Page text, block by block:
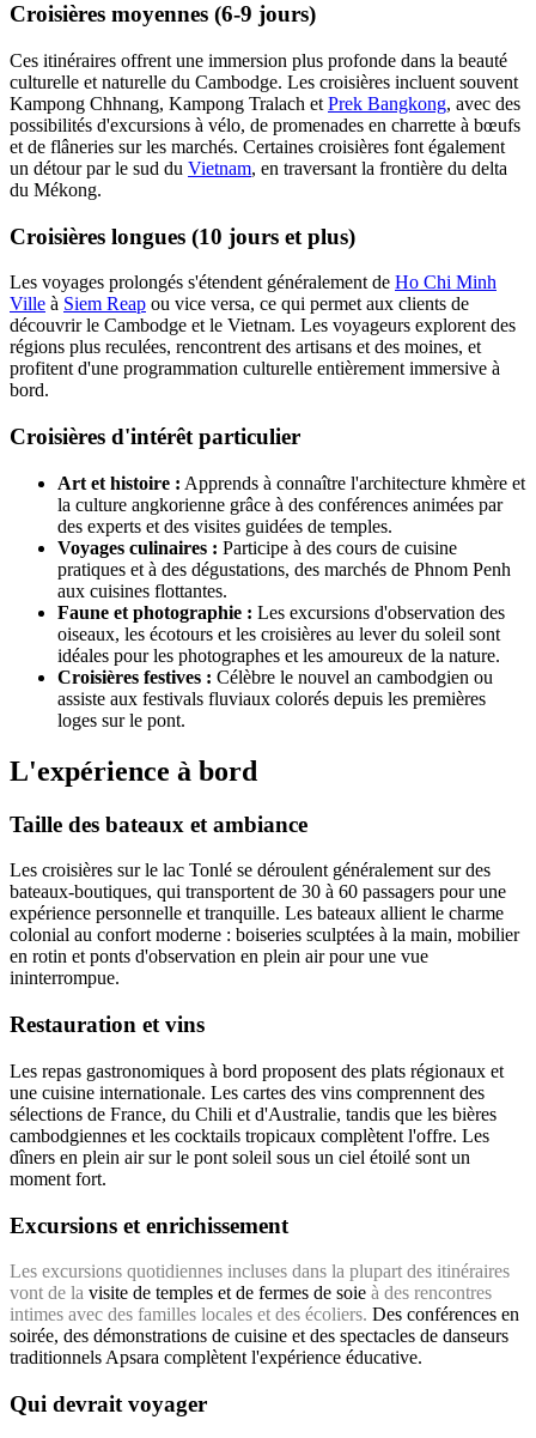
Croisières moyennes (6-9 jours)
Ces itinéraires offrent une immersion plus profonde dans la beauté
culturelle et naturelle du Cambodge. Les croisières incluent souvent
Kampong Chhnang, Kampong Tralach et Prek Bangkong, avec des
possibilités d'excursions à vélo, de promenades en charrette à bœufs
et de flâneries sur les marchés. Certaines croisières font également
un détour par le sud du Vietnam, en traversant la frontière du delta
du Mékong.
Croisières longues (10 jours et plus)
Les voyages prolongés s'étendent généralement de Ho Chi Minh
Ville à Siem Reap ou vice versa, ce qui permet aux clients de
découvrir le Cambodge et le Vietnam. Les voyageurs explorent des
régions plus reculées, rencontrent des artisans et des moines, et
profitent d'une programmation culturelle entièrement immersive à
bord.
Croisières d'intérêt particulier
Art et histoire : Apprends à connaître l'architecture khmère et
la culture angkorienne grâce à des conférences animées par
des experts et des visites guidées de temples.
Voyages culinaires : Participe à des cours de cuisine
pratiques et à des dégustations, des marchés de Phnom Penh
aux cuisines flottantes.
Faune et photographie : Les excursions d'observation des
oiseaux, les écotours et les croisières au lever du soleil sont
idéales pour les photographes et les amoureux de la nature.
Croisières festives : Célèbre le nouvel an cambodgien ou
assiste aux festivals fluviaux colorés depuis les premières
loges sur le pont.
L'expérience à bord
Taille des bateaux et ambiance
Les croisières sur le lac Tonlé se déroulent généralement sur des
bateaux-boutiques, qui transportent de 30 à 60 passagers pour une
expérience personnelle et tranquille. Les bateaux allient le charme
colonial au confort moderne : boiseries sculptées à la main, mobilier
en rotin et ponts d'observation en plein air pour une vue
ininterrompue.
Restauration et vins
Les repas gastronomiques à bord proposent des plats régionaux et
une cuisine internationale. Les cartes des vins comprennent des
sélections de France, du Chili et d'Australie, tandis que les bières
cambodgiennes et les cocktails tropicaux complètent l'offre. Les
dîners en plein air sur le pont soleil sous un ciel étoilé sont un
moment fort.
Excursions et enrichissement
Les excursions quotidiennes incluses dans la plupart des itinéraires
vont de la visite de temples et de fermes de soie à des rencontres
intimes avec des familles locales et des écoliers. Des conférences en
soirée, des démonstrations de cuisine et des spectacles de danseurs
traditionnels Apsara complètent l'expérience éducative.
Qui devrait voyager